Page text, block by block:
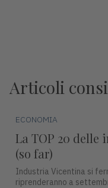
Articoli
ECONOMIA
La TOP 20 delle
(so far)
Industria Vicentina si
riprenderanno a